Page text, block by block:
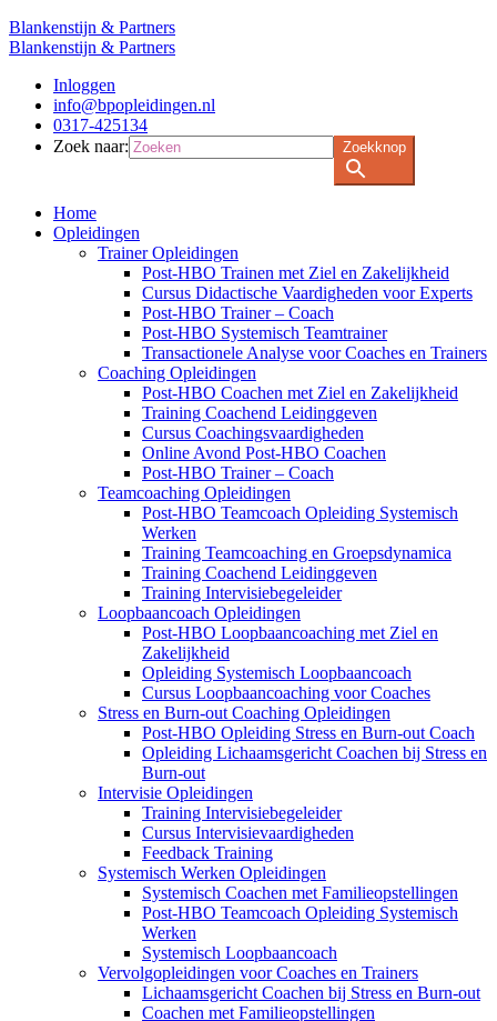
Blankenstijn & Partners
Blankenstijn & Partners
Inloggen
info@bpopleidingen.nl
0317-425134
Zoek naar:
Zoekknop
Home
Opleidingen
Trainer Opleidingen
Post-HBO Trainen met Ziel en Zakelijkheid
Cursus Didactische Vaardigheden voor Experts
Post-HBO Trainer – Coach
Post-HBO Systemisch Teamtrainer
Transactionele Analyse voor Coaches en Trainers
Coaching Opleidingen
Post-HBO Coachen met Ziel en Zakelijkheid
Training Coachend Leidinggeven
Cursus Coachingsvaardigheden
Online Avond Post-HBO Coachen
Post-HBO Trainer – Coach
Teamcoaching Opleidingen
Post-HBO Teamcoach Opleiding Systemisch
Werken
Training Teamcoaching en Groepsdynamica
Training Coachend Leidinggeven
Training Intervisiebegeleider
Loopbaancoach Opleidingen
Post-HBO Loopbaancoaching met Ziel en
Zakelijkheid
Opleiding Systemisch Loopbaancoach
Cursus Loopbaancoaching voor Coaches
Stress en Burn-out Coaching Opleidingen
Post-HBO Opleiding Stress en Burn-out Coach
Opleiding Lichaamsgericht Coachen bij Stress en
Burn-out
Intervisie Opleidingen
Training Intervisiebegeleider
Cursus Intervisievaardigheden
Feedback Training
Systemisch Werken Opleidingen
Systemisch Coachen met Familieopstellingen
Post-HBO Teamcoach Opleiding Systemisch
Werken
Systemisch Loopbaancoach
Vervolgopleidingen voor Coaches en Trainers
Lichaamsgericht Coachen bij Stress en Burn-out
Coachen met Familieopstellingen